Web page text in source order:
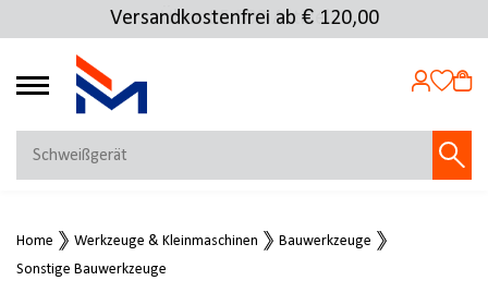
Über 25.000 Artikel
Versandkostenfrei ab € 120,00
4.72
MEIN KONTO
Jetzt anmelden
Home Werkzeuge & Kleinmaschinen
Bauwerkzeuge
Sonstige Bauwerkzeuge